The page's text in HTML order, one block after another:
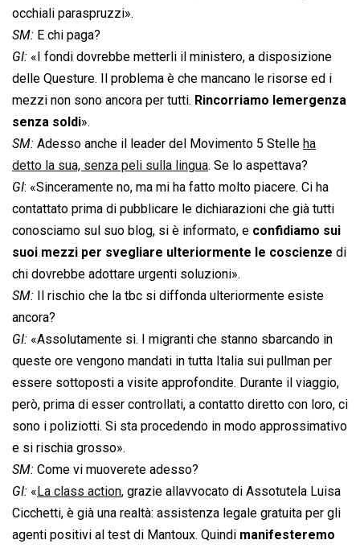
occhiali paraspruzzi».
SM: E chi paga?
GI: «I fondi dovrebbe metterli il ministero, a disposizione
delle Questure. Il problema è che mancano le risorse ed i
mezzi non sono ancora per tutti. Rincorriamo lemergenza
senza soldi».
SM: Adesso anche il leader del Movimento 5 Stelle ha
detto la sua, senza peli sulla lingua. Se lo aspettava?
GI: «Sinceramente no, ma mi ha fatto molto piacere. Ci ha
contattato prima di pubblicare le dichiarazioni che già tutti
conosciamo sul suo blog, si è informato, e confidiamo sui
suoi mezzi per svegliare ulteriormente le coscienze di
chi dovrebbe adottare urgenti soluzioni».
SM: Il rischio che la tbc si diffonda ulteriormente esiste
ancora?
GI: «Assolutamente si. I migranti che stanno sbarcando in
queste ore vengono mandati in tutta Italia sui pullman per
essere sottoposti a visite approfondite. Durante il viaggio,
però, prima di esser controllati, a contatto diretto con loro, ci
sono i poliziotti. Si sta procedendo in modo approssimativo
e si rischia grosso».
SM: Come vi muoverete adesso?
GI: « La class action, grazie allavvocato di Assotutela Luisa
Cicchetti, è già una realtà: assistenza legale gratuita per gli
agenti positivi al test di Mantoux. Quindi manifesteremo